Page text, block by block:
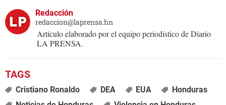
Redacción
redaccion@laprensa.hn
Artículo elaborado por el equipo periodístico de Diario
LA PRENSA.
Cristiano Ronaldo DEA EUA
Honduras